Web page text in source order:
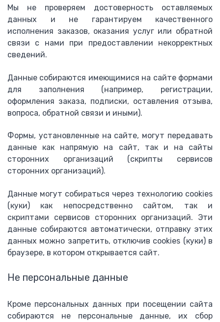
Мы не проверяем достоверность оставляемых
данных и не гарантируем качественного
исполнения заказов, оказания услуг или обратной
связи с нами при предоставлении некорректных
сведений.
Данные собираются имеющимися на сайте формами
для заполнения (например, регистрации,
оформления заказа, подписки, оставления отзыва,
вопроса, обратной связи и иными).
Формы, установленные на сайте, могут передавать
данные как напрямую на сайт, так и на сайты
сторонних организаций (скрипты сервисов
сторонних организаций).
Данные могут собираться через технологию cookies
(куки) как непосредственно сайтом, так и
скриптами сервисов сторонних организаций. Эти
данные собираются автоматически, отправку этих
данных можно запретить, отключив cookies (куки) в
браузере, в котором открывается сайт.
Не персональные данные
Кроме персональных данных при посещении сайта
собираются не персональные данные, их сбор